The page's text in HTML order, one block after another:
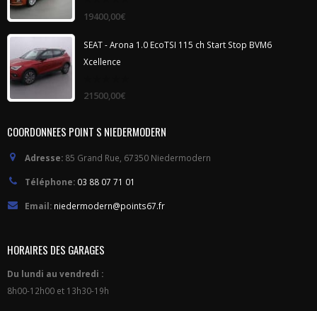
out
19400,00€
SEAT - Arona 1.0 EcoTSI 115 ch Start Stop BVM6
Xcellence
out
21500,00€
COORDONNEES POINT S NIEDERMODERN
Adresse: 85 Grand Rue, 67350 Niedermodern
Téléphone: 03 88 07 71 01
Email: niedermodern@points67.fr
HORAIRES DES GARAGES
Du lundi au vendredi :
8h00-12h00 et 13h30-19h